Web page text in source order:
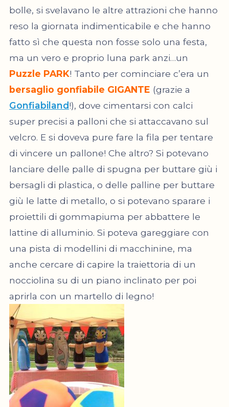
bolle, si svelavano le altre attrazioni che hanno
reso la giornata indimenticabile e che hanno
fatto sì che questa non fosse solo una festa,
ma un vero e proprio luna park anzi…un
Puzzle PARK! Tanto per cominciare c’era un
bersaglio gonfiabile GIGANTE (grazie a
Gonfiabiland!), dove cimentarsi con calci
super precisi a palloni che si attaccavano sul
velcro. E si doveva pure fare la fila per tentare
di vincere un pallone! Che altro? Si potevano
lanciare delle palle di spugna per buttare giù i
bersagli di plastica, o delle palline per buttare
giù le latte di metallo, o si potevano sparare i
proiettili di gommapiuma per abbattere le
lattine di alluminio. Si poteva gareggiare con
una pista di modellini di macchinine, ma
anche cercare di capire la traiettoria di un
nocciolina su di un piano inclinato per poi
aprirla con un martello di legno!